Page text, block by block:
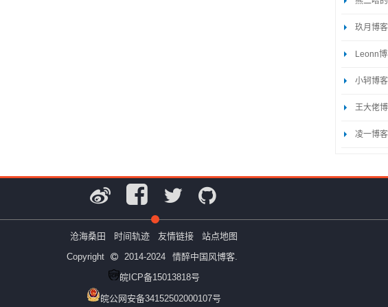
玖月博客
Leonn
小轲博客
王大佬
凌一博客
沧海桑田 时间轨迹 友情链接
站点地图
Copyright
2014-2024
情醉中国风博客.
皖ICP备15013818号
皖公网安备34152502000107号